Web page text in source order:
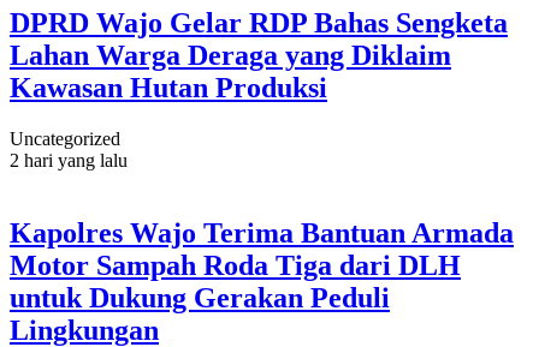
DPRD Wajo Gelar RDP Bahas Sengketa
Lahan Warga Deraga yang Diklaim
Kawasan Hutan Produksi
Uncategorized
2 hari yang lalu
Kapolres Wajo Terima Bantuan Armada
Motor Sampah Roda Tiga dari DLH
untuk Dukung Gerakan Peduli
Lingkungan